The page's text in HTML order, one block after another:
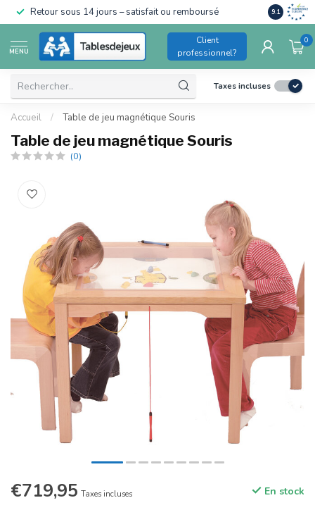
Retour sous 14 jours – satisfait ou remboursé Conforme
pour
9.1
MENU
Client
professionnel?
0
Taxes incluses
Accueil / Table de jeu magnétique Souris
Table de jeu magnétique Souris
(0)
€719,95 Taxes incluses En stock